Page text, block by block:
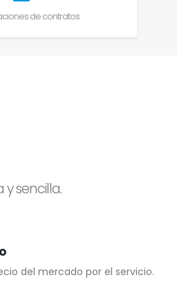
de contratos
sencilla.
del mercado por el servicio.